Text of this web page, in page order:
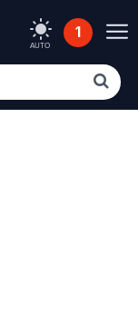
AUTO
1